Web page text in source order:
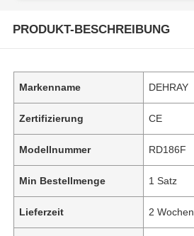
PRODUKT-BESCHREIBUNG
Markenname DEHRAY
Zertifizierung CE
Modellnummer RD186F
Min Bestellmenge 1 Satz
Lieferzeit 2 Wochen